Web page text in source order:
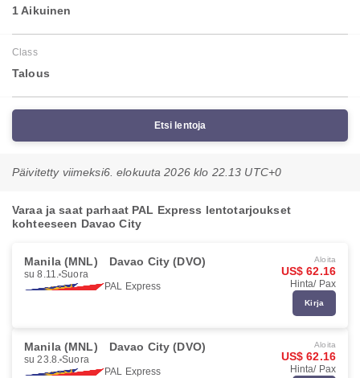
1 Aikuinen
Class
Talous
Etsi lentoja
Päivitetty viimeksi6. elokuuta 2026 klo 22.13 UTC+0
Varaa ja saat parhaat PAL Express lentotarjoukset
kohteeseen Davao City
Manila (MNL) Davao City (DVO)
su 8.11. Suora
PAL Express
Aloita
US$ 62.16
Hinta/ Pax
Kirja
Manila (MNL) Davao City (DVO)
su 23.8. Suora
PAL Express
Aloita
US$ 62.16
Hinta/ Pax